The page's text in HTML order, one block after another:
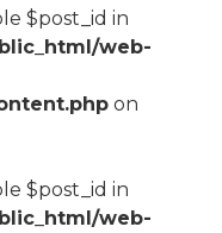
$post_id in
web-
on
$post_id in
web-